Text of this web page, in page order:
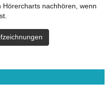
nachhören, wenn